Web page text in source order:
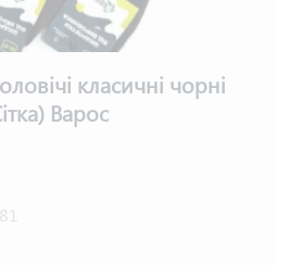
класичні чорні
Варос